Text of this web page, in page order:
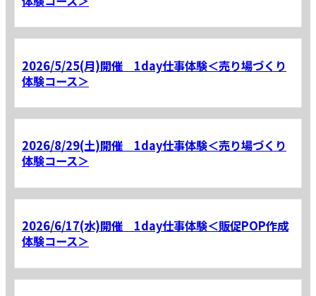
2026/5/25(月)開催 1day仕事体験＜売り場づくり
体験コース＞
2026/8/29(土)開催 1day仕事体験＜売り場づくり
体験コース＞
2026/6/17(水)開催 1day仕事体験＜販促POP作成
体験コース＞